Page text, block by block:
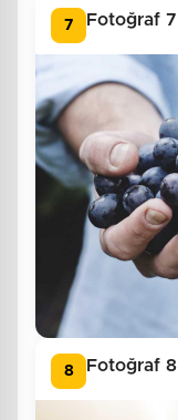
7 Fotoğraf 7
8 Fotoğraf 8